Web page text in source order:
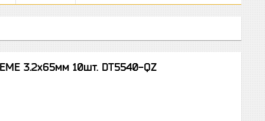
3.2х65мм 10шт. DT5540-QZ